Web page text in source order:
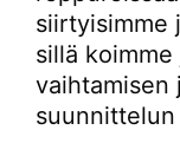
siirtyisimme
sillä
vaihtamisen